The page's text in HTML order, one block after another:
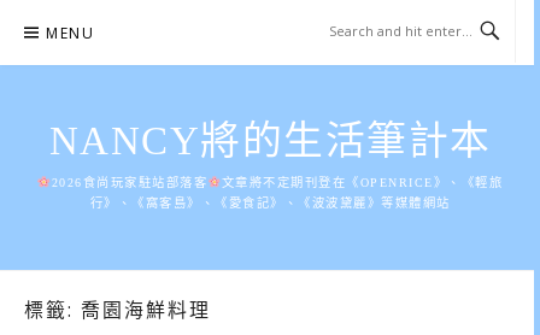
content
MENU
NANCY將的生活筆計本
2026食尚玩家駐站部落客
文章將不定期刊登在《OPENRICE》、《輕旅
行》、《窩客島》、《愛食記》、《波波黛麗》等媒體網站
標籤: 喬園海鮮料理